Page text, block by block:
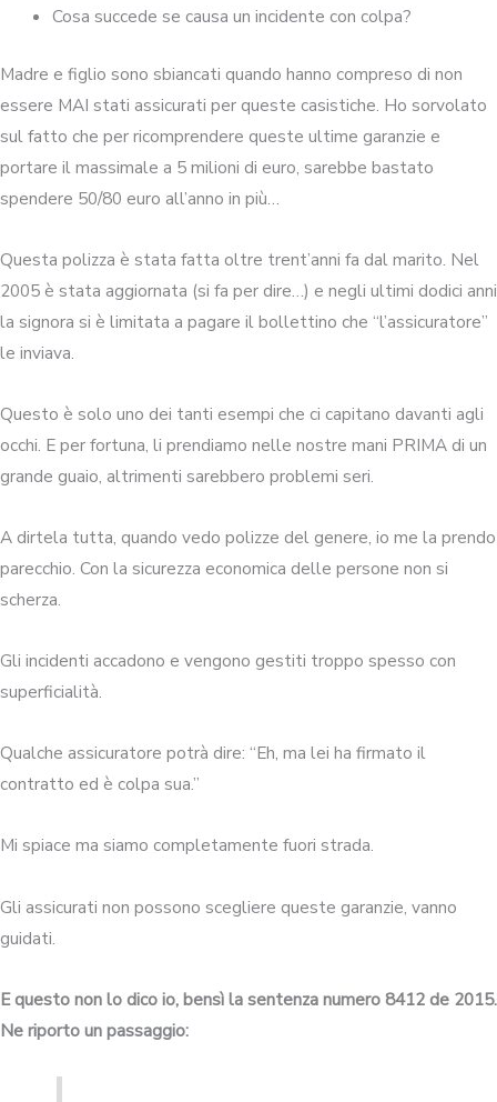
Cosa succede se causa un incidente con colpa?
Madre e figlio sono sbiancati quando hanno compreso di non
essere MAI stati assicurati per queste casistiche. Ho sorvolato
sul fatto che per ricomprendere queste ultime garanzie e
portare il massimale a 5 milioni di euro, sarebbe bastato
spendere 50/80 euro all’anno in più…
Questa polizza è stata fatta oltre trent’anni fa dal marito. Nel
2005 è stata aggiornata (si fa per dire…) e negli ultimi dodici anni
la signora si è limitata a pagare il bollettino che “l’assicuratore”
le inviava.
Questo è solo uno dei tanti esempi che ci capitano davanti agli
occhi. E per fortuna, li prendiamo nelle nostre mani PRIMA di un
grande guaio, altrimenti sarebbero problemi seri.
A dirtela tutta, quando vedo polizze del genere, io me la prendo
parecchio. Con la sicurezza economica delle persone non si
scherza.
Gli incidenti accadono e vengono gestiti troppo spesso con
superficialità.
Qualche assicuratore potrà dire: “Eh, ma lei ha firmato il
contratto ed è colpa sua.”
Mi spiace ma siamo completamente fuori strada.
Gli assicurati non possono scegliere queste garanzie, vanno
guidati.
E questo non lo dico io, bensì la sentenza numero 8412 de 2015.
Ne riporto un passaggio: